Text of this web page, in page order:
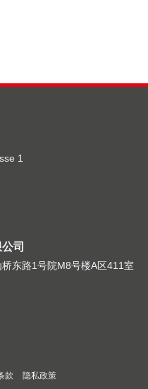
1
司
东路1号院M8号楼A区411室
款 隐私政策